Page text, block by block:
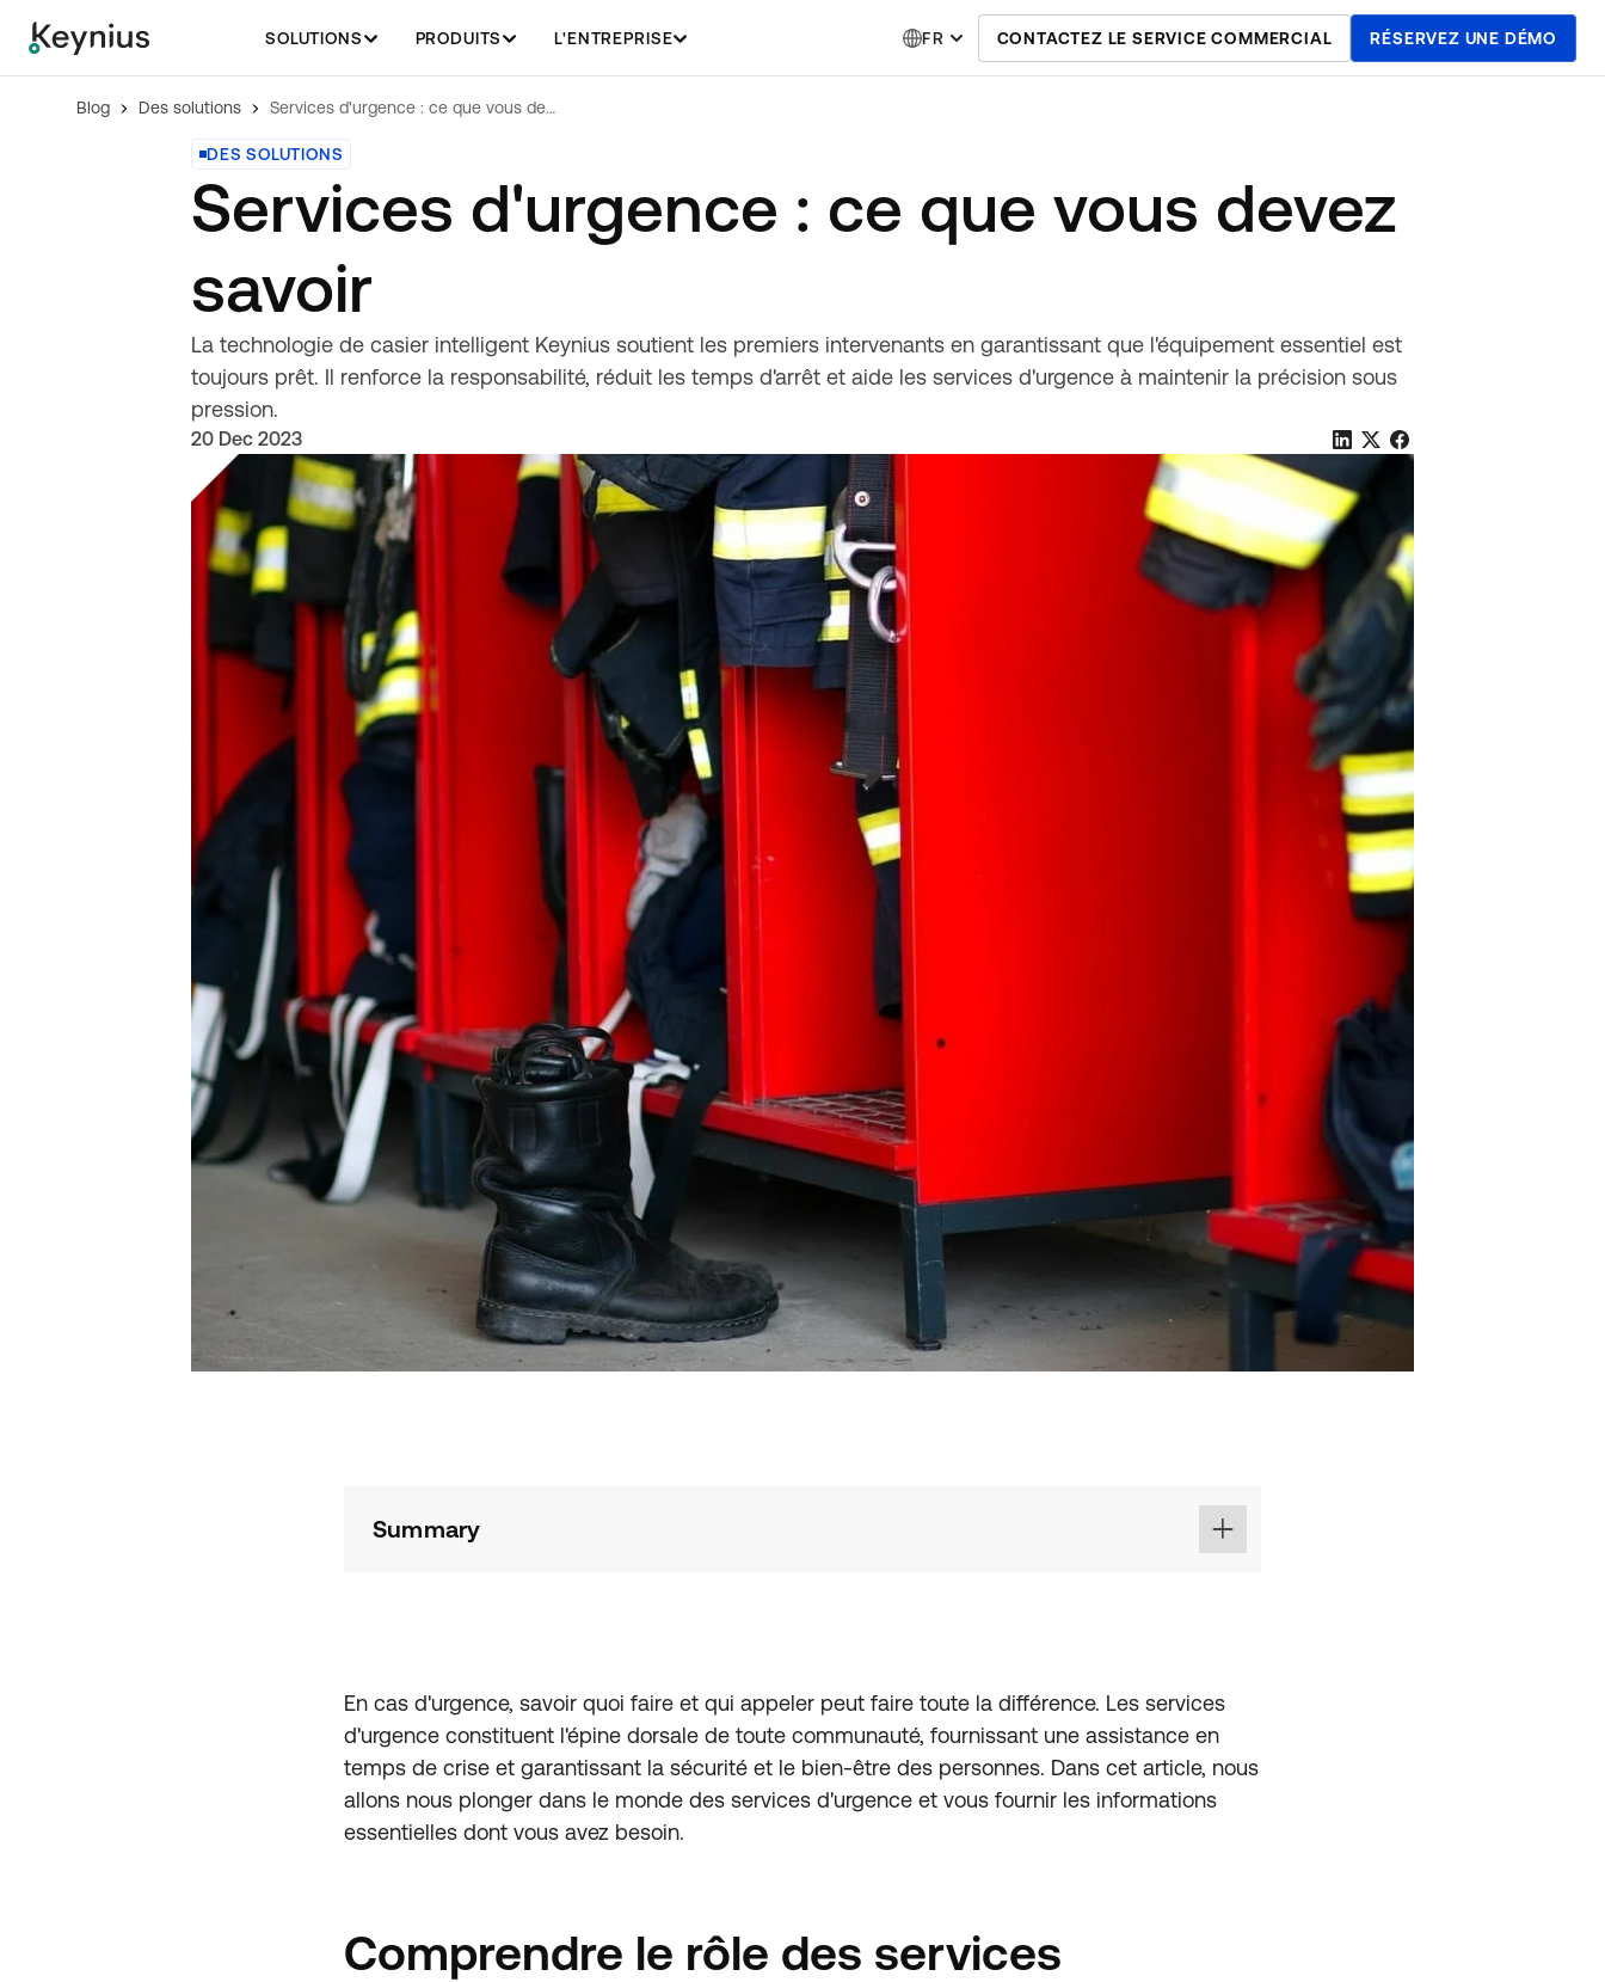
SOLUTIONS PRODUITS L'ENTREPRISE FR CONTACTEZ LE SERVICE COMMERCIAL RÉSERVEZ UNE DÉMO
Blog Des solutions Services d'urgence : ce que vous devez savoir
DES SOLUTIONS
Services d'urgence : ce que vous devez
savoir
La technologie de casier intelligent Keynius soutient les premiers intervenants en garantissant que l'équipement essentiel est
toujours prêt. Il renforce la responsabilité, réduit les temps d'arrêt et aide les services d'urgence à maintenir la précision sous
pression.
20 Dec 2023
Summary
En cas d'urgence, savoir quoi faire et qui appeler peut faire toute la différence. Les services
d'urgence constituent l'épine dorsale de toute communauté, fournissant une assistance en
temps de crise et garantissant la sécurité et le bien-être des personnes. Dans cet article, nous
allons nous plonger dans le monde des services d'urgence et vous fournir les informations
essentielles dont vous avez besoin.
Comprendre le rôle des services